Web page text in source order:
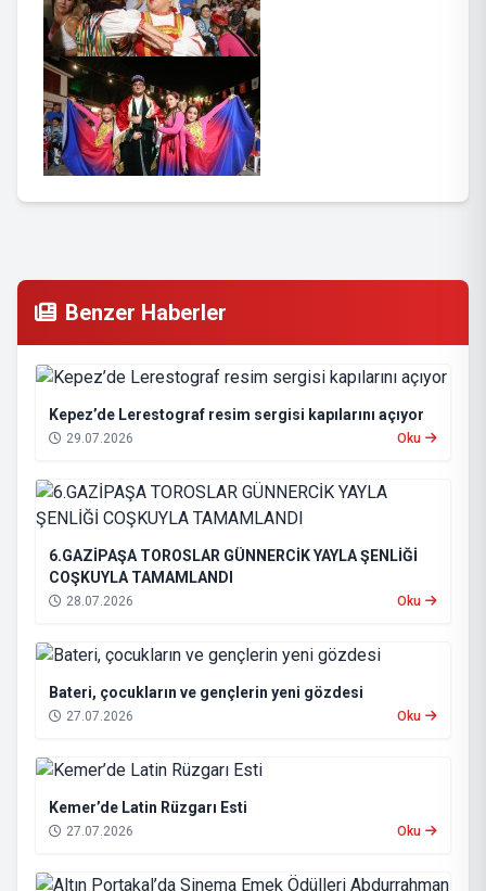
Benzer Haberler
Kepez’de Lerestograf resim sergisi kapılarını açıyor
29.07.2026 Oku
6.GAZİPAŞA TOROSLAR GÜNNERCİK YAYLA ŞENLİĞİ
COŞKUYLA TAMAMLANDI
28.07.2026 Oku
Bateri, çocukların ve gençlerin yeni gözdesi
27.07.2026 Oku
Kemer’de Latin Rüzgarı Esti
27.07.2026 Oku